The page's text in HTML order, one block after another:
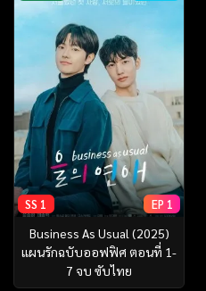
SS 1 EP 1
Business As Usual (2025)
แผนรักฉบับออฟฟิศ ตอนที่ 1-
7 จบ ซับไทย